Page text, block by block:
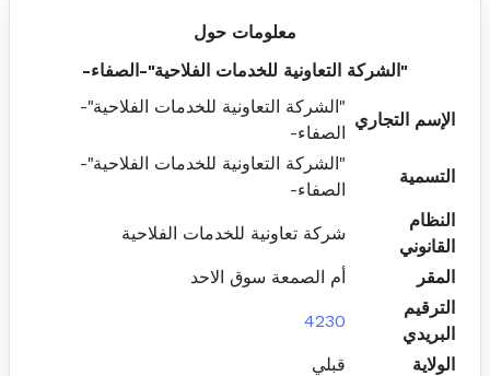
معلومات حول
"الشركة التعاونية للخدمات الفلاحية"-الصفاء-
الإسم التجاري
"الشركة التعاونية للخدمات الفلاحية"-
الصفاء-
التسمية
"الشركة التعاونية للخدمات الفلاحية"-
الصفاء-
النظام
القانوني
شركة تعاونية للخدمات الفلاحية
المقر
أم الصمعة سوق الاحد
الترقيم
البريدي
4230
الولاية قبلي